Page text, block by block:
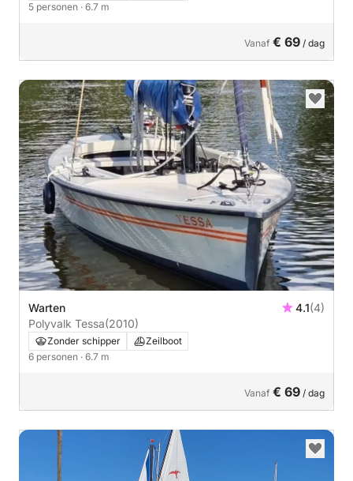
5 personen · 6.7 m
Vanaf € 69 / dag
Warten 4.1(4)
Polyvalk Tessa(2010)
Zonder schipper
Zeilboot
6 personen · 6.7 m
Vanaf € 69 / dag